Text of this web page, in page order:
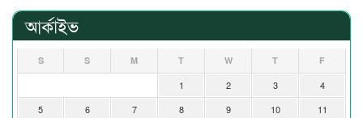
আর্কাইভ
S S M T W T F
1 2 3
4
5
6 7 8 9 10
11